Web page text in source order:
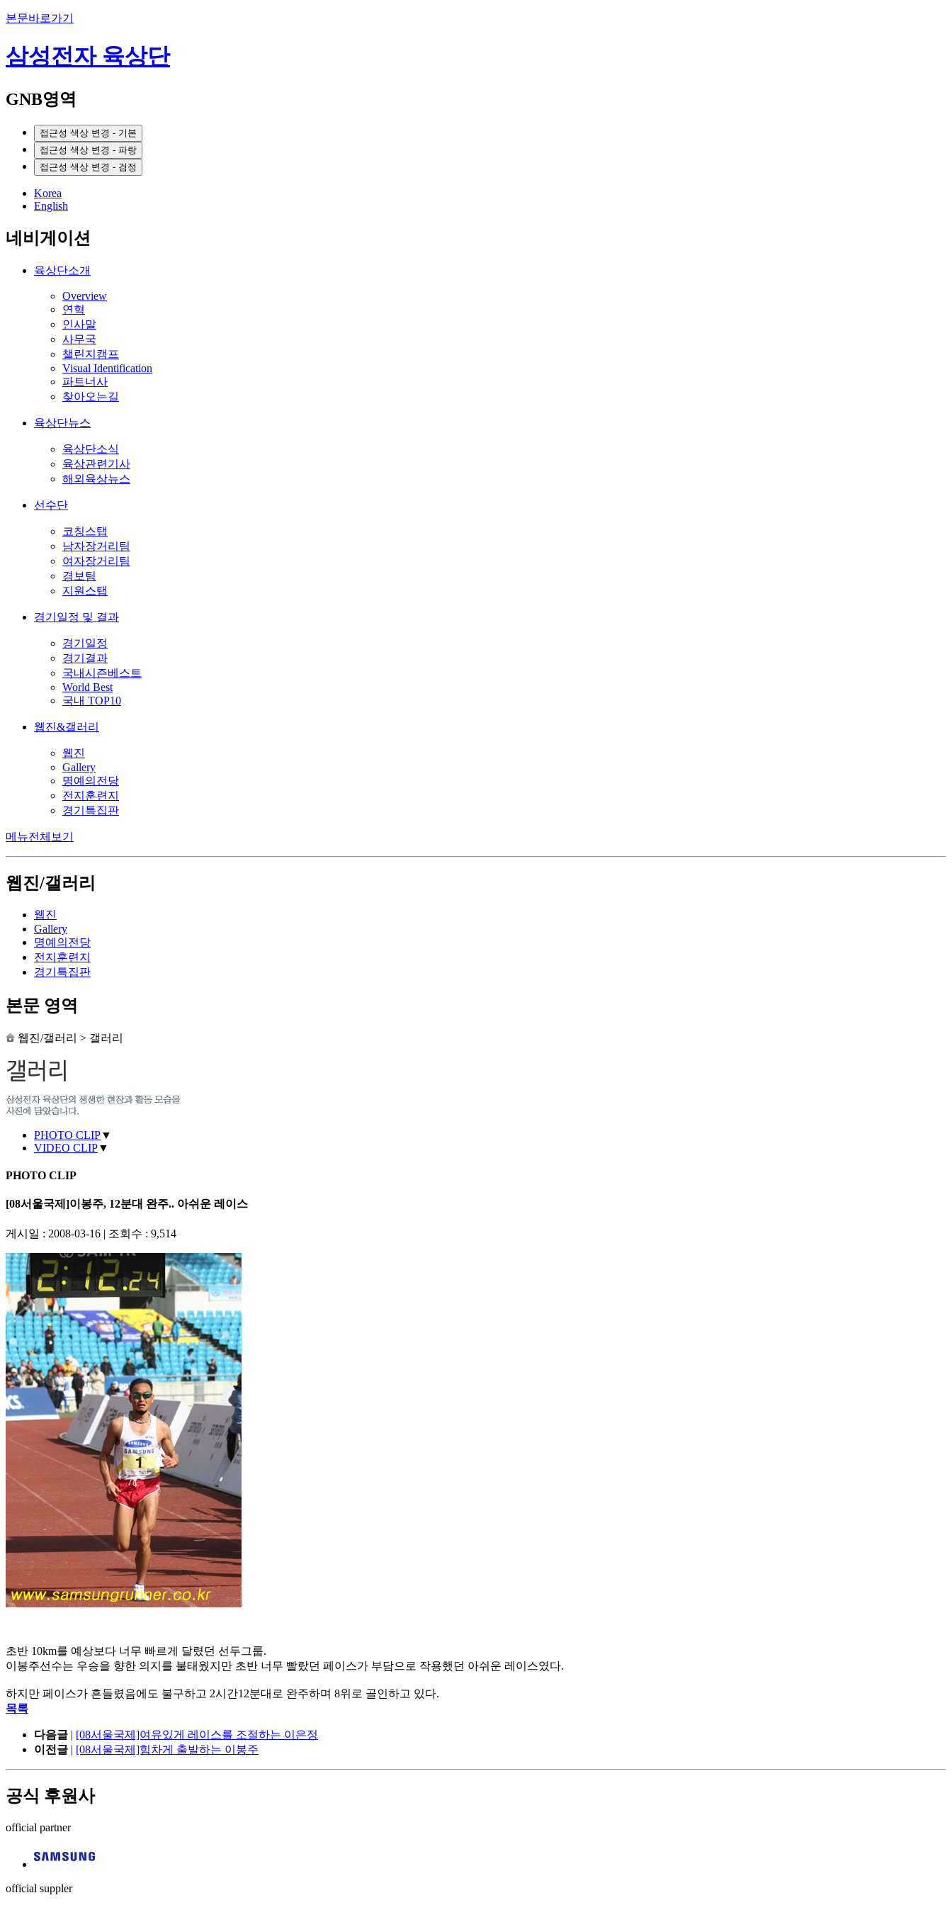
본문바로가기
삼성전자 육상단
GNB영역
접근성 색상 변경 - 기본
접근성 색상 변경 - 파랑
접근성 색상 변경 - 검정
Korea
English
네비게이션
육상단소개
Overview
연혁
인사말
사무국
챌린지캠프
Visual Identification
파트너사
찾아오는길
육상단뉴스
육상단소식
육상관련기사
해외육상뉴스
선수단
코칭스탭
남자장거리팀
여자장거리팀
경보팀
지원스탭
경기일정 및 결과
경기일정
경기결과
국내시즌베스트
World Best
국내 TOP10
웹진&갤러리
웹진
Gallery
명예의전당
전지훈련지
경기특집판
메뉴전체보기
웹진/갤러리
웹진
Gallery
명예의전당
전지훈련지
경기특집판
본문 영역
웹진/갤러리 > 갤러리
PHOTO CLIP▼
VIDEO CLIP▼
PHOTO CLIP
[08서울국제]이봉주, 12분대 완주.. 아쉬운 레이스
게시일 : 2008-03-16 조회수 : 9,514
초반 10km를 예상보다 너무 빠르게 달렸던 선두그룹.
이봉주선수는 우승을 향한 의지를 불태웠지만 초반 너무 빨랐던 페이스가 부담으로 작용했던 아쉬운 레이스였다.
하지만 페이스가 흔들렸음에도 불구하고 2시간12분대로 완주하며 8위로 골인하고 있다.
목록
다음글
[08서울국제]여유있게 레이스를 조절하는 이은정
이전글
[08서울국제]힘차게 출발하는 이봉주
공식 후원사
official partner
official suppler